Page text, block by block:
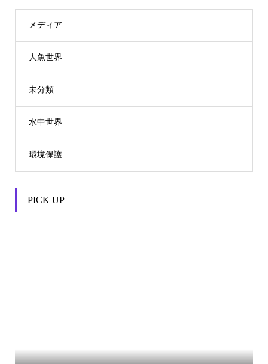
メディア
人魚世界
未分類
水中世界
環境保護
PICK UP